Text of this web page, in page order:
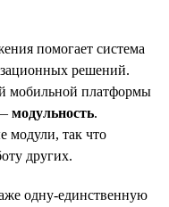
помогает система
решений.
мобильной платформы
модульность.
модули, так что
других.
одну-единственную